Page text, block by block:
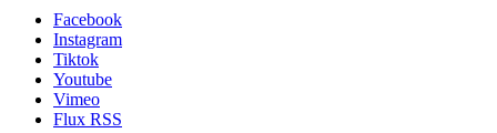
Facebook
Instagram
Tiktok
Youtube
Vimeo
Flux RSS